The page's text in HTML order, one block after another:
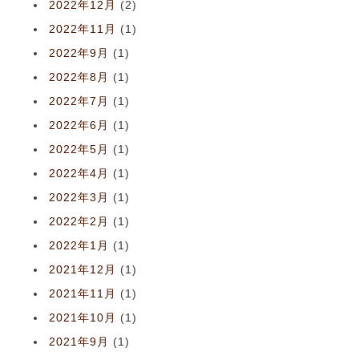
2022年12月
(2)
2022年11月
(1)
2022年9月
(1)
2022年8月
(1)
2022年7月
(1)
2022年6月
(1)
2022年5月
(1)
2022年4月
(1)
2022年3月
(1)
2022年2月
(1)
2022年1月
(1)
2021年12月
(1)
2021年11月
(1)
2021年10月
(1)
2021年9月
(1)